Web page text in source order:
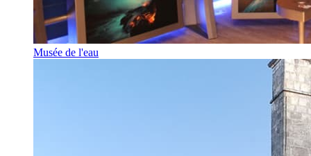
Musée de l'eau